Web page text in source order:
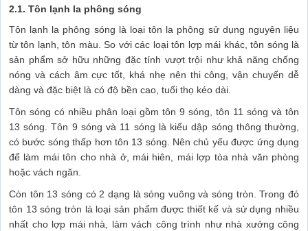
2.1. Tôn lạnh la phông sóng
Tôn lạnh la phông sóng là loại tôn la phông sử dụng nguyên liệu
từ tôn lạnh, tôn màu. So với các loại tôn lợp mái khác, tôn sóng là
sản phẩm sở hữu những đặc tính vượt trội như khả năng chống
nóng và cách âm cực tốt, khá nhẹ nên thi công, vận chuyển dễ
dàng và đặc biệt là có độ bền cao, tuổi thọ kéo dài.
Tôn sóng có nhiều phân loại gồm tôn 9 sóng, tôn 11 sóng và tôn
13 sóng. Tôn 9 sóng và 11 sóng là kiểu dập sóng thông thường,
có bước sóng thấp hơn tôn 13 sóng. Nên chủ yếu được ứng dụng
để làm mái tôn cho nhà ở, mái hiên, mái lợp tòa nhà văn phòng
hoặc vách ngăn.
Còn tôn 13 sóng có 2 dạng là sóng vuông và sóng tròn. Trong đó
tôn 13 sóng tròn là loại sản phẩm được thiết kế và sử dụng nhiều
nhất cho lợp mái nhà, làm vách công trình như nhà xưởng công